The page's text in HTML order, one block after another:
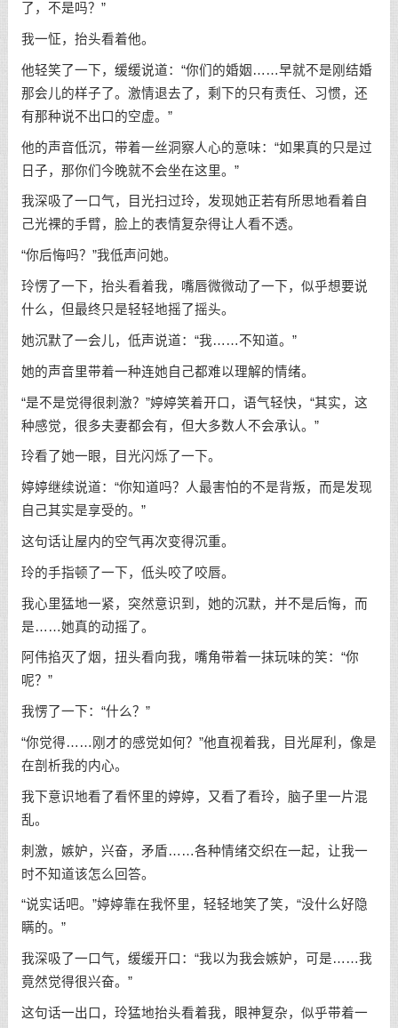
了，不是吗？”
我一怔，抬头看着他。
他轻笑了一下，缓缓说道：“你们的婚姻……早就不是刚结婚
那会儿的样子了。激情退去了，剩下的只有责任、习惯，还
有那种说不出口的空虚。”
他的声音低沉，带着一丝洞察人心的意味：“如果真的只是过
日子，那你们今晚就不会坐在这里。”
我深吸了一口气，目光扫过玲，发现她正若有所思地看着自
己光裸的手臂，脸上的表情复杂得让人看不透。
“你后悔吗？”我低声问她。
玲愣了一下，抬头看着我，嘴唇微微动了一下，似乎想要说
什么，但最终只是轻轻地摇了摇头。
她沉默了一会儿，低声说道：“我……不知道。”
她的声音里带着一种连她自己都难以理解的情绪。
“是不是觉得很刺激？”婷婷笑着开口，语气轻快，“其实，这
种感觉，很多夫妻都会有，但大多数人不会承认。”
玲看了她一眼，目光闪烁了一下。
婷婷继续说道：“你知道吗？人最害怕的不是背叛，而是发现
自己其实是享受的。”
这句话让屋内的空气再次变得沉重。
玲的手指顿了一下，低头咬了咬唇。
我心里猛地一紧，突然意识到，她的沉默，并不是后悔，而
是……她真的动摇了。
阿伟掐灭了烟，扭头看向我，嘴角带着一抹玩味的笑：“你
呢？”
我愣了一下：“什么？”
“你觉得……刚才的感觉如何？”他直视着我，目光犀利，像是
在剖析我的内心。
我下意识地看了看怀里的婷婷，又看了看玲，脑子里一片混
乱。
刺激，嫉妒，兴奋，矛盾……各种情绪交织在一起，让我一
时不知道该怎么回答。
“说实话吧。”婷婷靠在我怀里，轻轻地笑了笑，“没什么好隐
瞒的。”
我深吸了一口气，缓缓开口：“我以为我会嫉妒，可是……我
竟然觉得很兴奋。”
这句话一出口，玲猛地抬头看着我，眼神复杂，似乎带着一